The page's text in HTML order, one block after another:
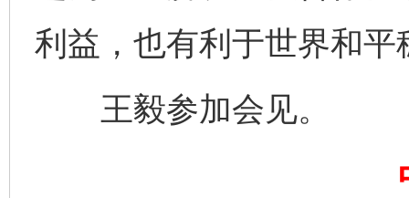
利益，也有利于世界和平
王毅参加会见。
完善运行机制助力责任有效落实